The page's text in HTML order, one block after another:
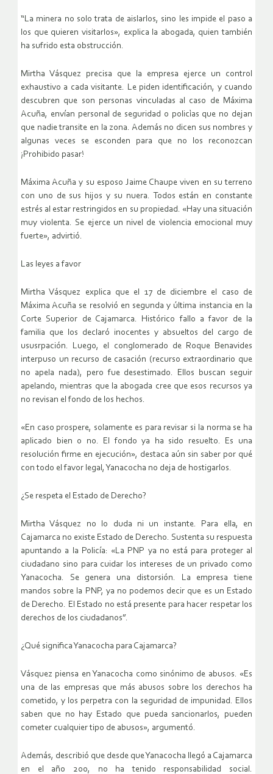
“La minera no solo trata de aislarlos, sino les impide el paso a
los que quieren visitarlos», explica la abogada, quien también
ha sufrido esta obstrucción.
Mirtha Vásquez precisa que la empresa ejerce un control
exhaustivo a cada visitante. Le piden identificación, y cuando
descubren que son personas vinculadas al caso de Máxima
Acuña, envían personal de seguridad o policìas que no dejan
que nadie transite en la zona. Además no dicen sus nombres y
algunas veces se esconden para que no los reconozcan
¡Prohibido pasar!
Máxima Acuña y su esposo Jaime Chaupe viven en su terreno
con uno de sus hijos y su nuera. Todos están en constante
estrés al estar restringidos en su propiedad. «Hay una situación
muy violenta. Se ejerce un nivel de violencia emocional muy
fuerte», advirtió.
Las leyes a favor
Mirtha Vásquez explica que el 17 de diciembre el caso de
Máxima Acuña se resolvió en segunda y última instancia en la
Corte Superior de Cajamarca. Histórico fallo a favor de la
familia que los declaró inocentes y absueltos del cargo de
ususrpación. Luego, el conglomerado de Roque Benavides
interpuso un recurso de casación (recurso extraordinario que
no apela nada), pero fue desestimado. Ellos buscan seguir
apelando, mientras que la abogada cree que esos recursos ya
no revisan el fondo de los hechos.
«En caso prospere, solamente es para revisar si la norma se ha
aplicado bien o no. El fondo ya ha sido resuelto. Es una
resolución firme en ejecución», destaca aún sin saber por qué
con todo el favor legal, Yanacocha no deja de hostigarlos.
¿Se respeta el Estado de Derecho?
Mirtha Vásquez no lo duda ni un instante. Para ella, en
Cajamarca no existe Estado de Derecho. Sustenta su respuesta
apuntando a la Policía: «La PNP ya no está para proteger al
ciudadano sino para cuidar los intereses de un privado como
Yanacocha. Se genera una distorsión. La empresa tiene
mandos sobre la PNP, ya no podemos decir que es un Estado
de Derecho. El Estado no está presente para hacer respetar los
derechos de los ciudadanos”.
¿Qué significa Yanacocha para Cajamarca?
Vásquez piensa en Yanacocha como sinónimo de abusos. «Es
una de las empresas que más abusos sobre los derechos ha
cometido, y los perpetra con la seguridad de impunidad. Ellos
saben que no hay Estado que pueda sancionarlos, pueden
cometer cualquier tipo de abusos», argumentó.
Además, describió que desde que Yanacocha llegó a Cajamarca
en el año 200, no ha tenido responsabilidad social.